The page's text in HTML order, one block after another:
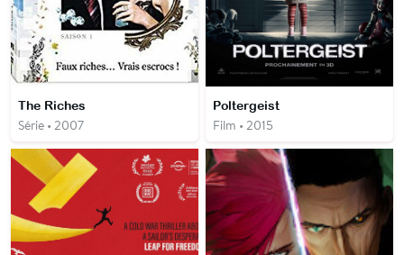
The Riches
Série • 2007
Poltergeist
Film • 2015